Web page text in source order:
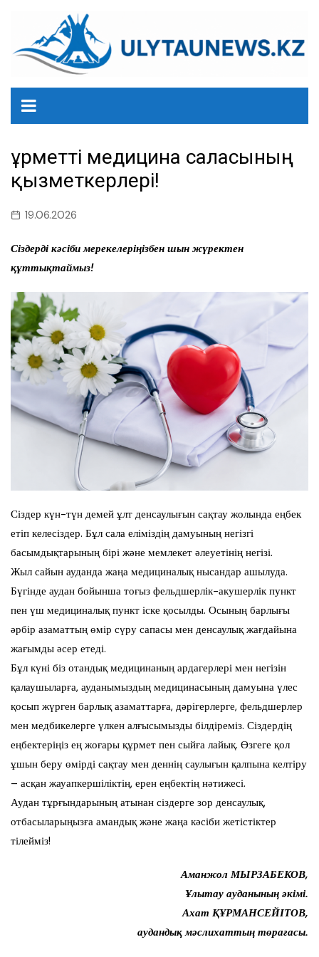
содержанию
Құрметті медицина саласының
қызметкерлері!
19.06.2026
Сіздерді кәсіби мерекелеріңізбен шын жүректен
құттықтаймыз!
Сіздер күн-түн демей ұлт денсаулығын сақтау жолында еңбек
етіп келесіздер. Бұл сала еліміздің дамуының негізгі
басымдықтарының бірі және мемлекет әлеуетінің негізі.
Жыл сайын ауданда жаңа медициналық нысандар ашылуда.
Бүгінде аудан бойынша тоғыз фельдшерлік-акушерлік пункт
пен үш медициналық пункт іске қосылды. Осының барлығы
әрбір азаматтың өмір сүру сапасы мен денсаулық жағдайына
жағымды әсер етеді.
Бұл күні біз отандық медицинаның ардагерлері мен негізін
қалаушыларға, ауданымыздың медицинасының дамуына үлес
қосып жүрген барлық азаматтарға, дәрігерлерге, фельдшерлер
мен медбикелерге үлкен алғысымызды білдіреміз. Сіздердің
еңбектеріңіз ең жоғары құрмет пен сыйға лайық. Өзгеге қол
ұшын беру өмірді сақтау мен деннің саулығын қалпына келтіру
– асқан жауапкершіліктің, ерен еңбектің нәтижесі.
Аудан тұрғындарының атынан сіздерге зор денсаулық,
отбасыларыңызға амандық және жаңа кәсіби жетістіктер
тілейміз!
Аманжол МЫРЗАБЕКОВ,
Ұлытау ауданының әкімі.
Ахат ҚҰРМАНСЕЙІТОВ,
аудандық мәслихаттың төрағасы.